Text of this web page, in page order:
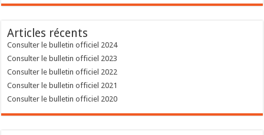
Articles récents
Consulter le bulletin officiel 2024
Consulter le bulletin officiel 2023
Consulter le bulletin officiel 2022
Consulter le bulletin officiel 2021
Consulter le bulletin officiel 2020